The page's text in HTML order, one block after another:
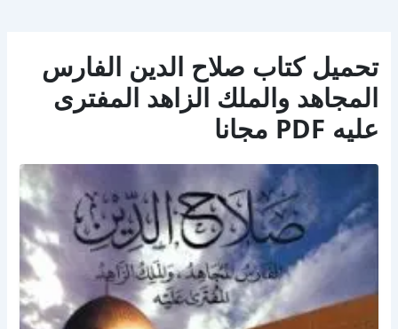
تحميل كتاب صلاح الدين الفارس
المجاهد والملك الزاهد المفترى
عليه PDF مجانا